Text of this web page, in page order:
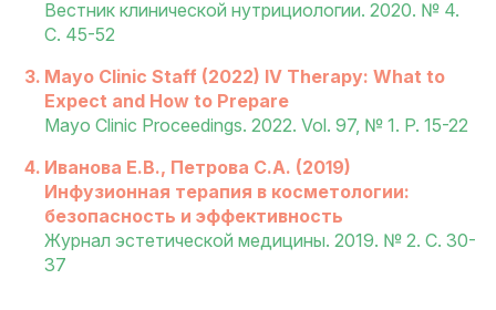
Вестник клинической нутрициологии. 2020. № 4.
С. 45-52
Mayo Clinic Staff (2022) IV Therapy: What to
Expect and How to Prepare
Mayo Clinic Proceedings. 2022. Vol. 97, № 1. P. 15-22
Иванова Е.В., Петрова С.А. (2019)
Инфузионная терапия в косметологии:
безопасность и эффективность
Журнал эстетической медицины. 2019. № 2. С. 30-
37